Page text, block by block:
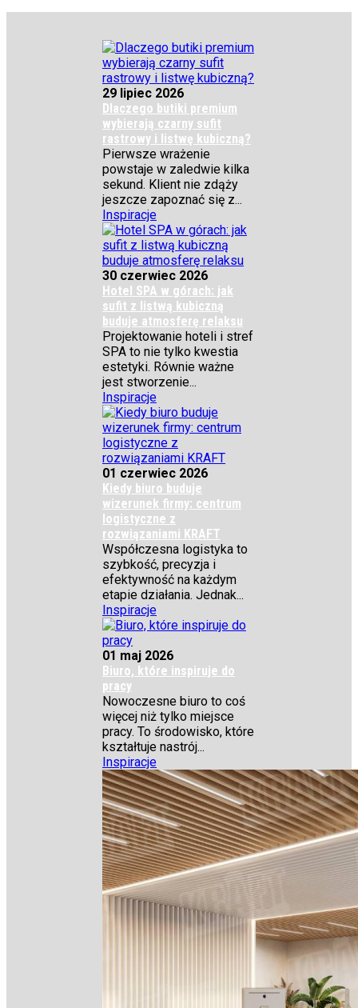
29 lipiec 2026
Dlaczego butiki premium
wybierają czarny sufit
rastrowy i listwę kubiczną?
Pierwsze wrażenie
powstaje w zaledwie kilka
sekund. Klient nie zdąży
jeszcze zapoznać się z...
Inspiracje
30 czerwiec 2026
Hotel SPA w górach: jak
sufit z listwą kubiczną
buduje atmosferę relaksu
Projektowanie hoteli i stref
SPA to nie tylko kwestia
estetyki. Równie ważne
jest stworzenie...
Inspiracje
01 czerwiec 2026
Kiedy biuro buduje
wizerunek firmy: centrum
logistyczne z
rozwiązaniami KRAFT
Współczesna logistyka to
szybkość, precyzja i
efektywność na każdym
etapie działania. Jednak...
Inspiracje
01 maj 2026
Biuro, które inspiruje do
pracy
Nowoczesne biuro to coś
więcej niż tylko miejsce
pracy. To środowisko, które
kształtuje nastrój...
Inspiracje